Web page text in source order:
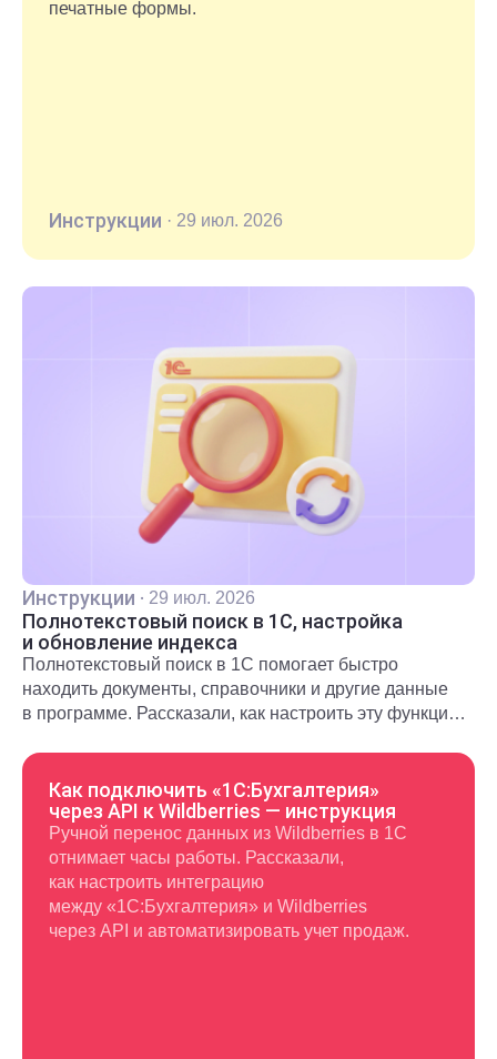
печатные формы.
Инструкции · 29 июл. 2026
Инструкции · 29 июл. 2026
Полнотекстовый поиск в 1С, настройка
и обновление индекса
Полнотекстовый поиск в 1С помогает быстро
находить документы, справочники и другие данные
в программе. Рассказали, как настроить эту функцию
Как подключить «1С:Бухгалтерия»
через API к Wildberries — инструкция
Ручной перенос данных из Wildberries в 1С
отнимает часы работы. Рассказали,
как настроить интеграцию
между «1С:Бухгалтерия» и Wildberries
через API и автоматизировать учет продаж.